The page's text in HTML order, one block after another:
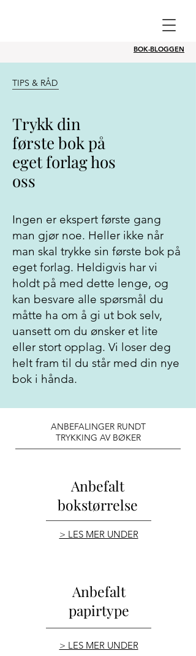
BOK-BLOGGEN
TIPS & RÅD
Trykk din
første bok på
eget forlag hos
oss
Ingen er ekspert første gang
man gjør noe. Heller ikke når
man skal trykke sin første bok på
eget forlag. Heldigvis har vi
holdt på med dette lenge, og
kan besvare alle spørsmål du
måtte ha om å gi ut bok selv,
uansett om du ønsker et lite
eller stort opplag. Vi loser deg
helt fram til du står med din nye
bok i hånda.
ANBEFALINGER RUNDT
TRYKKING AV BØKER
Anbefalt
bokstørrelse
> LES MER UNDER
Anbefalt
papirtype
> LES MER UNDER